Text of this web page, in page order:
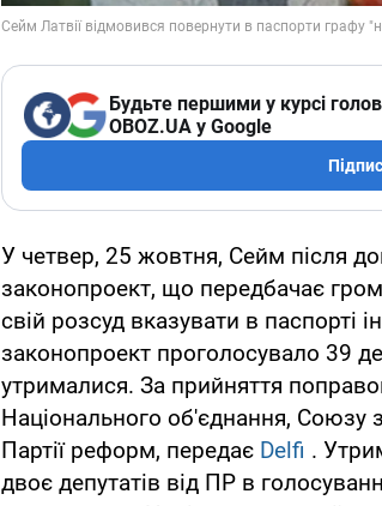
Будьте першими у курсі
OBOZ.UA у Google
У четвер, 25 жовтня, Сейм після
законопроект, що передбачає
свій розсуд вказувати в паспорті
законопроект проголосувало 39
утрималися. За прийняття
Національного об'єднання, Союзу
Партії реформ, передає Delfi .
двоє депутатів від ПР в